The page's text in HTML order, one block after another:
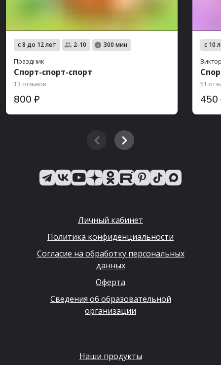
с 8 до 12 лет 2-10 300 мин
Праздник
Спорт-спорт-спорт
13 отзывов
800 ₽
с 10
51
450
Личный кабинет
Политика конфиденциальности
Согласие на обработку персональных
данных
Оферта
Сведения об образовательной
организации
Наши продукты